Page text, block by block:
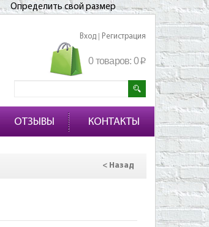
Определить свой размер
Вход Регистрация
0 товаров: 0p
ОТЗЫВЫ КОНТАКТЫ
< Назад